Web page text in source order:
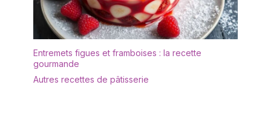
prolonger sa durée de
vie, il est recommandé
de ne pas le nettoyer au
nettoyage, il doit être
au sec. ✔[Remarque
Entremets figues et framboises : la recette
gourmande
Autres recettes de pâtisserie